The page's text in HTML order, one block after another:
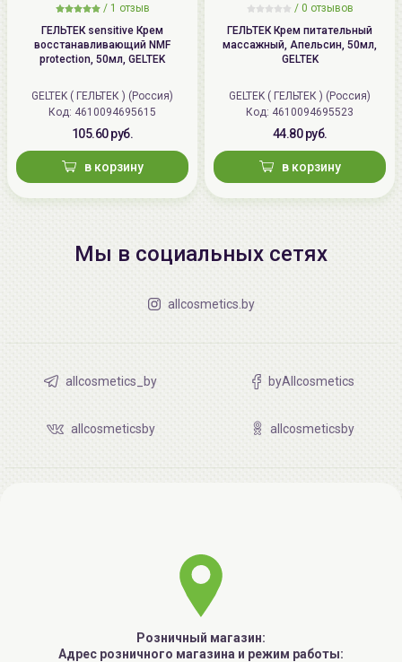
/ 1 отзыв
ГЕЛЬТЕК sensitive Крем
восстанавливающий NMF
protection, 50мл, GELTEK
GELTEK ( ГЕЛЬТЕК ) (Россия)
Код: 4610094695615
105.60 руб.
в корзину
/ 0 отзывов
ГЕЛЬТЕК Крем питательный
массажный, Апельсин, 50мл,
GELTEK
GELTEK ( ГЕЛЬТЕК ) (Россия)
Код: 4610094695523
44.80 руб.
в корзину
Мы в социальных сетях
allcosmetics.by
allcosmetics_by byAllcosmetics
allcosmeticsby allcosmeticsby
Розничный магазин:
Адрес розничного магазина и режим работы: